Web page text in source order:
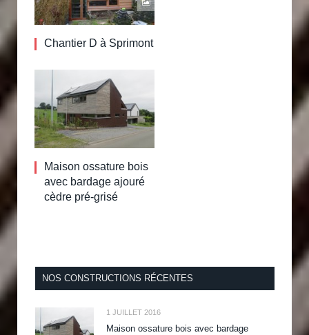
Chantier D à Sprimont
Maison ossature bois
avec bardage ajouré
cèdre pré-grisé
NOS CONSTRUCTIONS RÉCENTES
1 JUILLET 2016
Maison ossature bois avec bardage